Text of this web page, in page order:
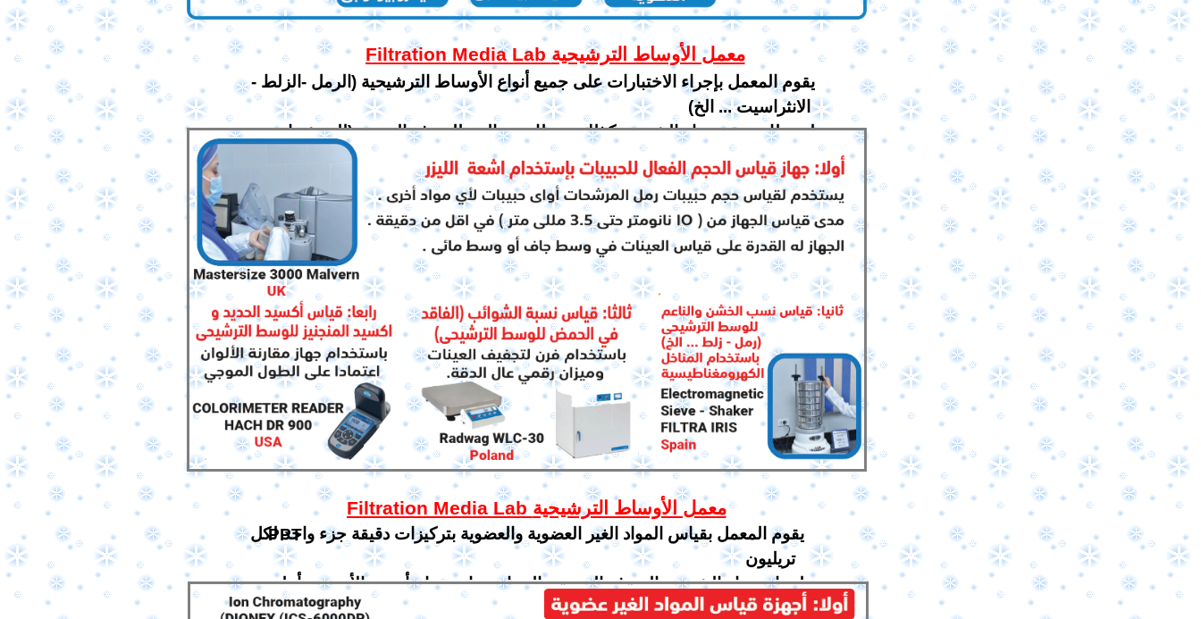
يقوم المعمل بإجراء الاختبارات على جميع أنواع الأوساط الترشيحية (الرمل -الزلط -
الانثراسيت ... الخ) ـ
لمحطات تنقية مياه الشرب وكذلك محطات معالجة للصرف الصحي (للمرشحات
احواض التجفيف)
Filtration Media Lab معمل الأوساط الترشيحية
Filtration Media Lab معمل الأوساط الترشيحية
يقوم المعمل بقياس المواد الغير العضوية والعضوية بتركيزات دقيقة جزء واحد لكل
تريليون
.لعينات مياه الشرب والصرف الصحي والصناعي باستخدام أحدث الأجهزة وأعلى
التكنولوجيات العالمية
PPT